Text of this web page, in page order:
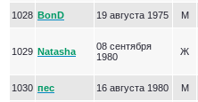
1028 BonD 19 августа 1975 М
1029 Natasha
08 сентября
1980
Ж
1030 пес 16 августа 1980 М